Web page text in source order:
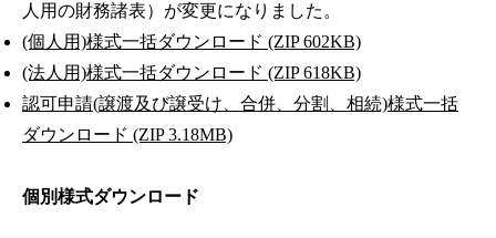
人用の財務諸表）が変更になりました。
(個人用)様式一括ダウンロード (ZIP 602KB)
(法人用)様式一括ダウンロード (ZIP 618KB)
認可申請(譲渡及び譲受け、合併、分割、相続)様式一括
ダウンロード (ZIP 3.18MB)
個別様式ダウンロード